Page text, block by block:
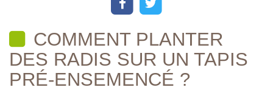
COMMENT PLANTER
DES RADIS SUR UN TAPIS
PRÉ-ENSEMENCÉ ?